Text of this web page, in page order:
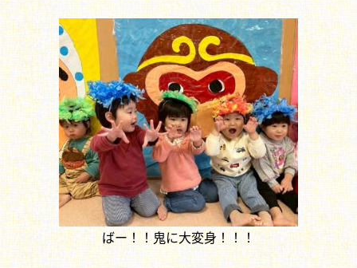
ばー！！鬼に大変身！！！